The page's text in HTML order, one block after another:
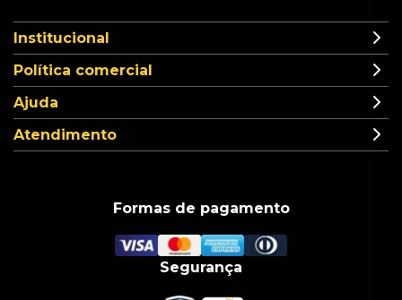
Institucional
Política comercial
Ajuda
Atendimento
Formas de pagamento
Segurança